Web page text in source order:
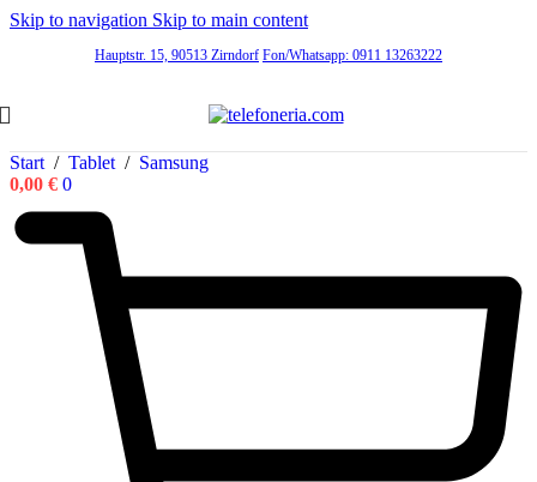
Skip to navigation Skip to main content
Hauptstr. 15, 90513 Zirndorf Fon/Whatsapp: 0911 13263222
Start / Tablet / Samsung
0,00 € 0